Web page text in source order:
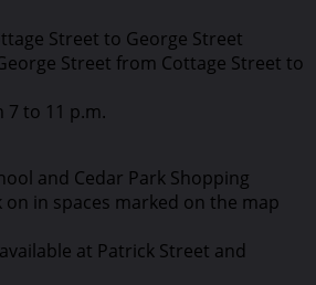
Street to George Street
Street from Cottage Street to
7 to 11 p.m.
and Cedar Park Shopping
in spaces marked on the map
at Patrick Street and